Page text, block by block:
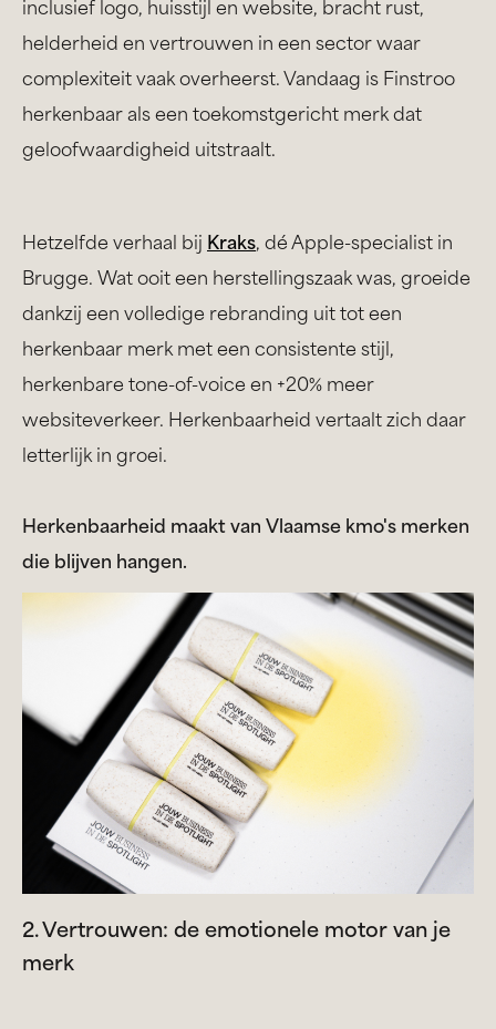
inclusief logo, huisstijl en website, bracht rust,
helderheid en vertrouwen in een sector waar
complexiteit vaak overheerst. Vandaag is Finstroo
herkenbaar als een toekomstgericht merk dat
geloofwaardigheid uitstraalt.
Hetzelfde verhaal bij Kraks, dé Apple-specialist in
Brugge. Wat ooit een herstellingszaak was, groeide
dankzij een volledige rebranding uit tot een
herkenbaar merk met een consistente stijl,
herkenbare tone-of-voice en +20% meer
websiteverkeer. Herkenbaarheid vertaalt zich daar
letterlijk in groei.
Herkenbaarheid maakt van Vlaamse kmo's merken
die blijven hangen.
2. Vertrouwen: de emotionele motor van je
merk